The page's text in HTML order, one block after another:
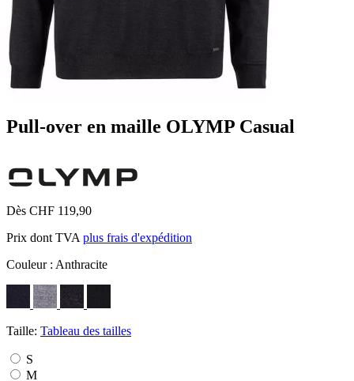
Pull-over en maille OLYMP Casual
Dès CHF 119,90
Prix dont TVA plus frais d'expédition
Couleur : Anthracite
Taille: Tableau des tailles
S
M